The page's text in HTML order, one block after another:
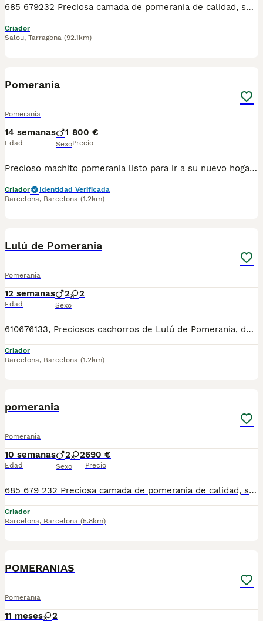
685 679232 Preciosa camada de pomerania de calidad, se entregan con minimo de dos meses y medio de edad y sus vacunas correspondientes, desparasitados interna y externamente, pasaporte y microchip, contrato de garantia de salud. preferiblemente recogida en mano pero también podemos entregar en toda España mediante transporte de alta calidad preparado para animales y con chofer particular con posibilidad de pago contra reembolso Llámanos o háblanos por whats app, Teléfono 685 679 232
Criador
Salou, Tarragona (92.1km)
Pomerania
Pomerania
14 semanas
Edad
1
Sexo
800 €
Precio
Precioso machito pomerania listo para ir a su nuevo hogar para dar alegría lleno de energía y mucho amor que dar. Se entrega con su cartilla de vacunacion y desparacion correspondiente a su edad Todos nuestros cachorros estan criados en ambiente familiar con mucho amor y mucha dedicación
Criador
Identidad Verificada
Barcelona, Barcelona (1.2km)
Lulú de Pomerania
Pomerania
12 semanas
Edad
2 2
Sexo
610676133, Preciosos cachorros de Lulú de Pomerania, de tamaño pequeñito, varios colores disponibles, con mucha calidad de pelo, muy bien cuidados, tienen dos meses de edad, se entregan revisados por nuestro veterinario, vacunados, desparasitados, con su cartilla veterinaria, microchip y garantía sanitaria por escrito. Tienen un carácter excelente, muy buenos y cariñosos, ideales para compañía, se pueden ver sin compromiso. Para más información 610676133
Criador
Barcelona, Barcelona (1.2km)
pomerania
Pomerania
10 semanas
Edad
2 2
Sexo
690 €
Precio
685 679 232 Preciosa camada de pomerania de calidad, se entregan con minimo de dos meses y medio de edad y sus vacunas correspondientes, desparasitados interna y externamente, pasaporte y microchip, contrato de garantia de salud. preferiblemente recogida en mano pero también podemos entregar en toda España mediante transporte de alta calidad preparado para animales y con chofer particular con posibilidad de pago contra reembolso Llámanos o háblanos por whats app, Teléfono 685 679 232
Criador
Barcelona, Barcelona (5.8km)
POMERANIAS
Pomerania
11 meses 2